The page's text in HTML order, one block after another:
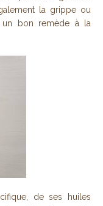
la grippe ou
un bon remède à la
de ses huiles